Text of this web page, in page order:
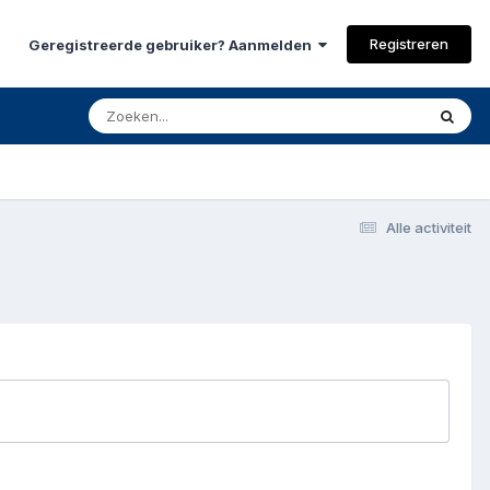
Geregistreerde gebruiker? Aanmelden Registreren
Alle activiteit